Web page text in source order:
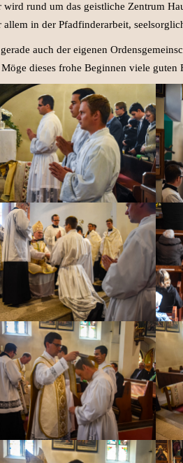
rund um das geistliche Zentrum
in der Pfadfinderarbeit,
auch der eigenen
dieses frohe Beginnen viele guten